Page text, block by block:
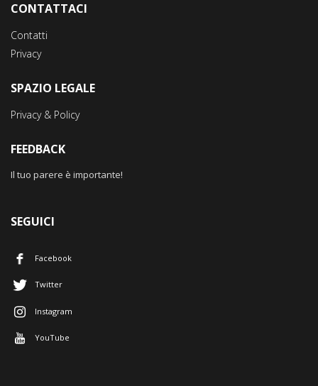
CONTATTACI
Contatti
Privacy
SPAZIO LEGALE
Privacy & Policy
FEEDBACK
Il tuo parere è importante!
SEGUICI
Facebook
Twitter
Instagram
YouTube